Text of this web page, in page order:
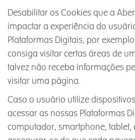
Desabilitar os Cookies que a
impactar a experiência do
Plataformas Digitais, por
consiga visitar certas áreas de
talvez não receba informações
visitar uma página.
Caso o usuário utilize
acessar as nossas Plataformas
computador, smartphone, tablet,